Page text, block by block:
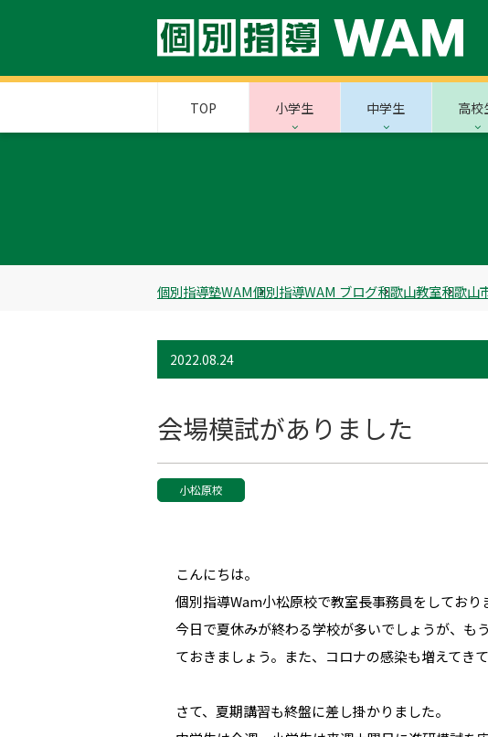
TOP 小学生 中学生 高校
個別指導塾WAM個別指導WAM ブログ和歌山教室和歌山
2022.08.24
会場模試がありました
小松原校
こんにちは。
個別指導Wam小松原校で教室長事務員をしており
今日で夏休みが終わる学校が多いでしょうが、も
ておきましょう。また、コロナの感染も増えてき
さて、夏期講習も終盤に差し掛かりました。